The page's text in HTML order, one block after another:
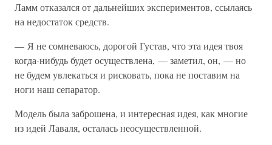
Ламм отказался от дальнейших экспериментов, ссылаясь
на недостаток средств.
— Я не сомневаюсь, дорогой Густав, что эта идея твоя
когда-нибудь будет осуществлена, — заметил, он, — но
не будем увлекаться и рисковать, пока не поставим на
ноги наш сепаратор.
Модель была заброшена, и интересная идея, как многие
из идей Лаваля, осталась неосуществленной.